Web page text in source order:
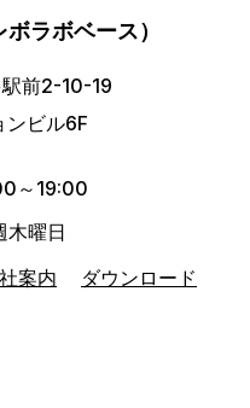
ラボベース）
前2-10-19
ンビル6F
～19:00
木曜日
案内 ダウンロード